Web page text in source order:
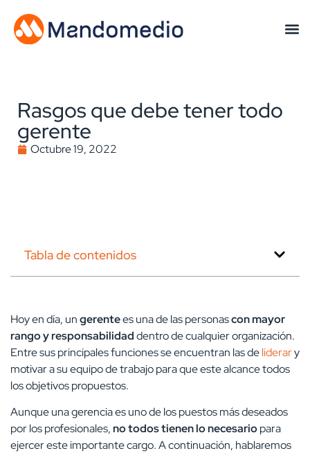
Rasgos que debe tener todo
gerente
Octubre 19, 2022
Tabla de contenidos
Hoy en día, ungerentees una de las personascon mayor
rango y responsabilidaddentro de cualquier organización.
Entre sus principales funciones se encuentran las deliderary
motivar a su equipo de trabajo para que este alcance todos
los objetivos propuestos.
Aunque una gerencia es uno de los puestos más deseados
por los profesionales, no todos tienen lo necesariopara
ejercer este importante cargo. A continuación, hablaremos